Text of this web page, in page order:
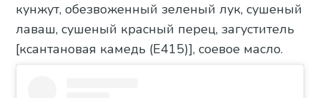
кунжут, обезвоженный зеленый лук, сушеный
лаваш, сушеный красный перец, загуститель
[ксантановая камедь (E415)], соевое масло.